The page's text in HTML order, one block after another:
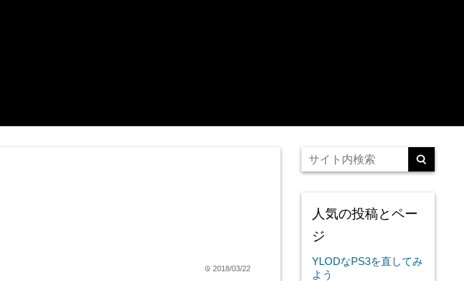
time 2018/03/22
人気の投稿とペー
ジ
YLODなPS3を直してみ
よう